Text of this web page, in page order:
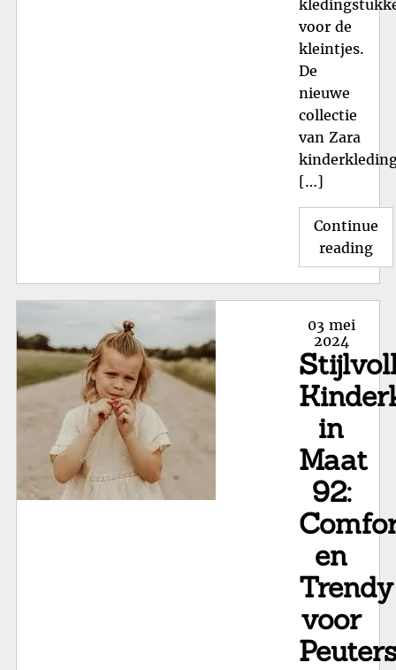
voor de
kleintjes.
De
nieuwe
collectie
van Zara
[…]
Continue
reading
de
Posted
on
03 mei
2024
in
Maat
92:
en
Trendy
voor